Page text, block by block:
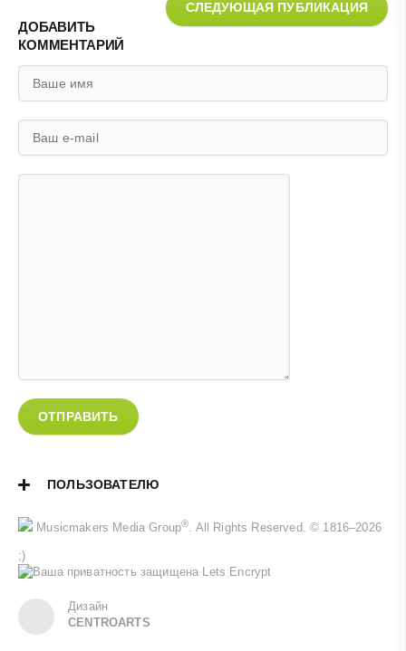
СЛЕДУЮЩАЯ ПУБЛИКАЦИЯ
ДОБАВИТЬ
КОММЕНТАРИЙ
ОТПРАВИТЬ
ПОЛЬЗОВАТЕЛЮ
Musicmakers Media Group®. All Rights Reserved. © 1816–2026
;)
Дизайн
CENTROARTS